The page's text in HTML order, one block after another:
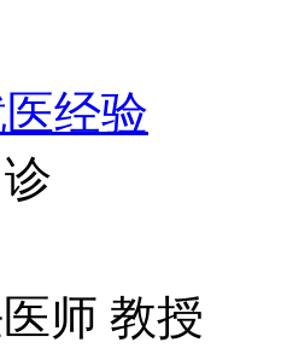
经验
师 教授